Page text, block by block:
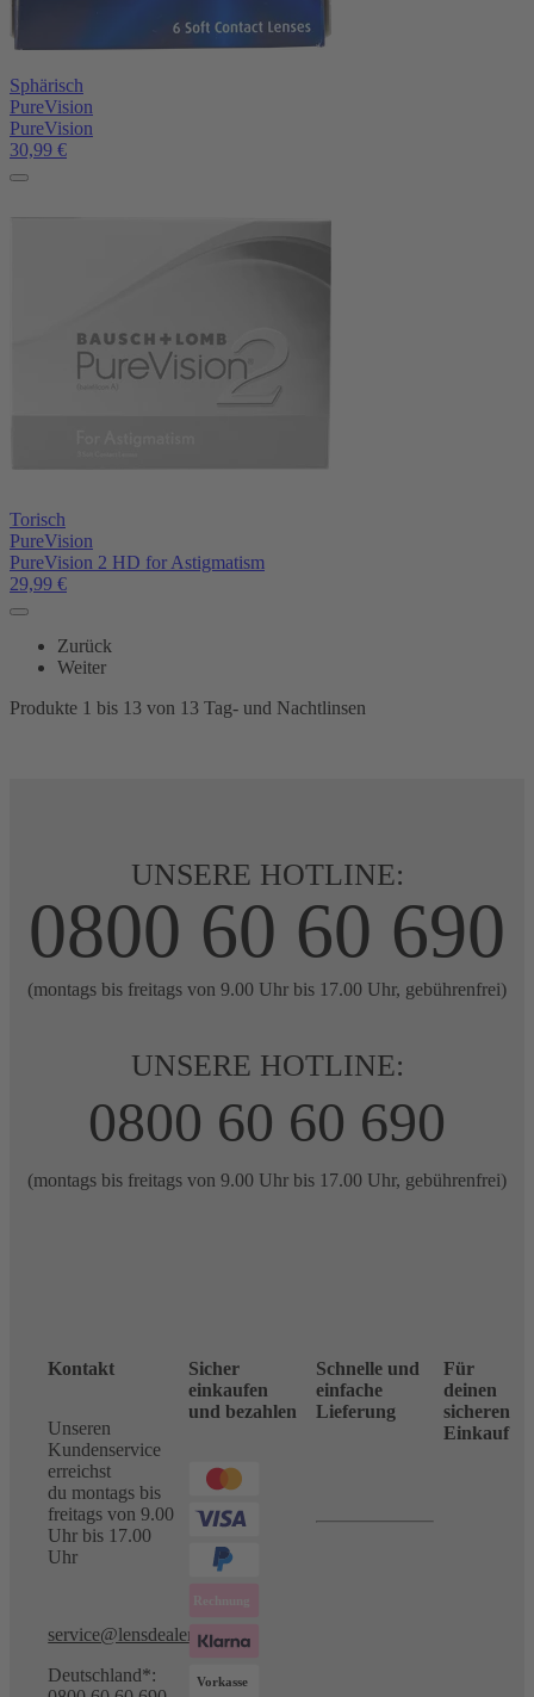
Sphärisch
PureVision
PureVision
30,99 €
Torisch
PureVision
PureVision 2 HD for Astigmatism
29,99 €
Zurück
Weiter
Produkte 1 bis 13 von 13 Tag- und Nachtlinsen
UNSERE HOTLINE:
0800 60 60 690
(montags bis freitags von 9.00 Uhr bis 17.00 Uhr, gebührenfrei)
UNSERE HOTLINE:
0800 60 60 690
(montags bis freitags von 9.00 Uhr bis 17.00 Uhr, gebührenfrei)
Kontakt
Unseren
Kundenservice
erreichst
du montags bis
freitags von 9.00
Uhr bis 17.00
Uhr
service@lensdealer.com
Deutschland*:
Sicher
einkaufen
und bezahlen
Schnelle und
einfache
Lieferung
Für
deinen
sicheren
Einkauf